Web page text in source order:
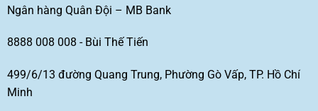
Ngân hàng Quân Đội – MB Bank
8888 008 008 - Bùi Thế Tiến
499/6/13 đường Quang Trung, Phường Gò Vấp, TP. Hồ Chí
Minh